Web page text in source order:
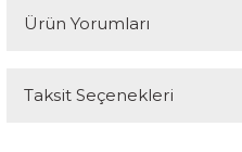
Ürün Yorumları
Bu ürüne ilk
Taksit Seçenekleri